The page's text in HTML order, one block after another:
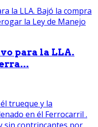
para la LLA.